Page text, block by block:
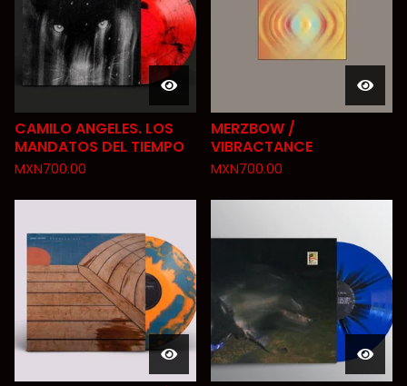
CAMILO ANGELES. LOS
MANDATOS DEL TIEMPO
MXN700.00
MERZBOW /
VIBRACTANCE
MXN700.00